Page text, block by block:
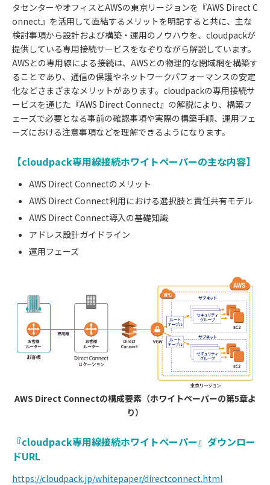
タセンターやオフィスとAWSの東京リージョンを『AWS Direct C
onnect』を活用して直結するメリットを明記すると共に、主な
検討事項から設計および構築・運用のノウハウを、cloudpackが
提供している専用接続サービスをなぞりながら解説しています。
AWSとの専用線による接続は、AWSとの物理的な閉域網を構築す
ることであり、通信の保護やネットワークパフォーマンスの安定
化などさまざまなメリットがあります。cloudpackの専用接続サ
ービスを通じた『AWS Direct Connect』の解説により、構築フ
ェーズで必要となる事前の確認事項や実際の構築手順、運用フェ
ーズにおける注意事項などを理解できるようになります。
【cloudpack専用線接続ホワイトペーパーの主な内容】
AWS Direct Connectのメリット
AWS Direct Connect利用における選択肢と責任共有モデル
AWS Direct Connect導入の基礎知識
アドレス設計ガイドライン
運用フェーズ
AWS Direct Connectの構成要素（ホワイトペーパーの第5章よ
り）
『cloudpack専用線接続ホワイトペーパー』ダウンロー
ドURL
https://cloudpack.jp/whitepaper/directconnect.html